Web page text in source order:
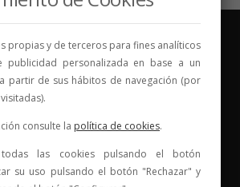
quién compartirlo y comienza una
propias y de terceros para fines analíticos
publicidad personalizada en base a un
partir de sus hábitos de navegación (por
consulte la política de cookies.
todas las cookies pulsando el botón
su uso pulsando el botón "Rechazar" y